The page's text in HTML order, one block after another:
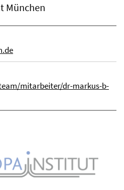
München
mitarbeiter/dr-markus-b-